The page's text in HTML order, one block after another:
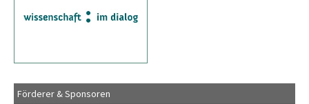
Förderer & Sponsoren